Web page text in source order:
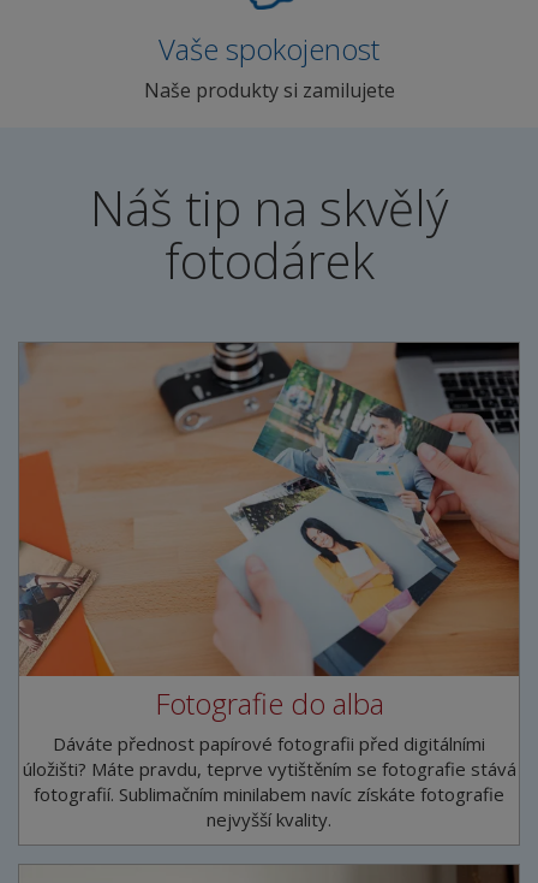
Vaše spokojenost
Naše produkty si zamilujete
Náš tip na skvělý
fotodárek
Fotografie do alba
Dáváte přednost papírové fotografii před digitálními
úložišti? Máte pravdu, teprve vytištěním se fotografie stává
fotografií. Sublimačním minilabem navíc získáte fotografie
nejvyšší kvality.